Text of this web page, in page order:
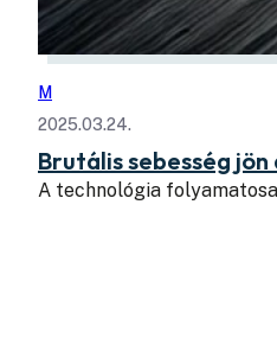
M
2025.03.24.
Brutális sebesség jön
A technológia